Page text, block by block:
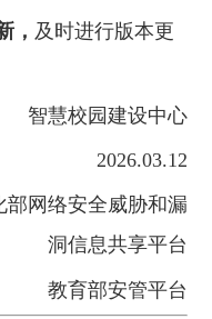
， 及时进行版本更
智慧校园建设中心
2026.03.12
网络安全威胁和漏
洞信息共享平台
教育部安管平台